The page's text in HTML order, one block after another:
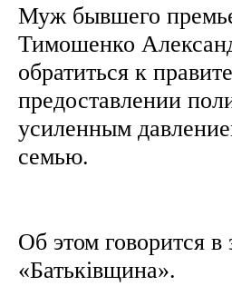
Муж бывшего
Тимошенко
обратиться к
предоставлении
усиленным
семью.
Об этом говорится
«Батьківщина».